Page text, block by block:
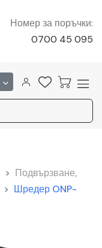
Номер за поръчки:
0700 45 095
> Подвързване,
> Шредер ONP-